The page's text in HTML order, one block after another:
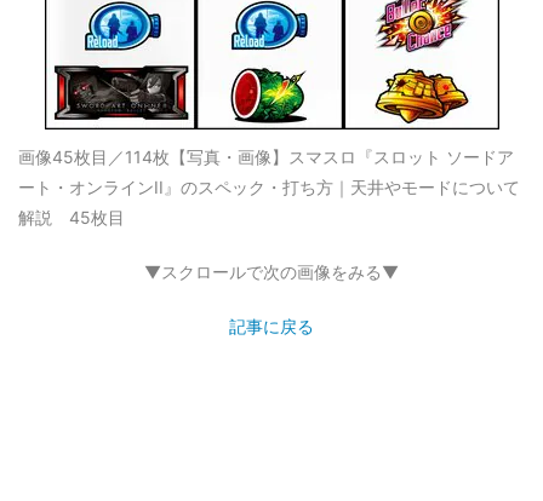
画像45枚目／114枚 【写真・画像】スマスロ『スロット ソードア
ート・オンラインII』のスペック・打ち方｜天井やモードについて
解説 45枚目
▼スクロールで次の画像をみる▼
記事に戻る